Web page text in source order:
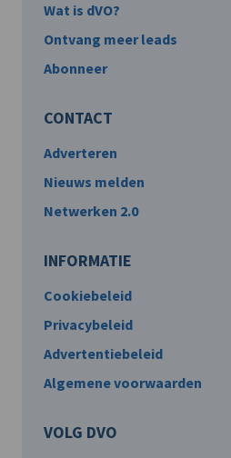
Wat is dVO?
Ontvang meer leads
Abonneer
CONTACT
Adverteren
Nieuws melden
Netwerken 2.0
INFORMATIE
Cookiebeleid
Privacybeleid
Advertentiebeleid
Algemene voorwaarden
VOLG DVO